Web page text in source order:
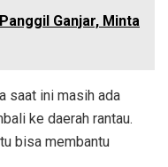
Ganjar, Minta
saat ini masih ada
ke daerah rantau.
bisa membantu